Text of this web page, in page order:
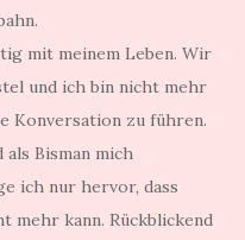
mit meinem Leben. Wir
und ich bin nicht mehr
Konversation zu führen.
Bisman mich
ich nur hervor, dass
mehr kann. Rückblickend